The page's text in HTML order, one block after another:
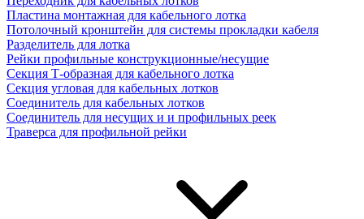
Пластина монтажная для кабельного лотка
Потолочный кронштейн для системы прокладки кабеля
Разделитель для лотка
Рейки профильные конструкционные/несущие
Секция Т-образная для кабельного лотка
Секция угловая для кабельных лотков
Соединитель для кабельных лотков
Соединитель для несущих и и профильных реек
Траверса для профильной рейки